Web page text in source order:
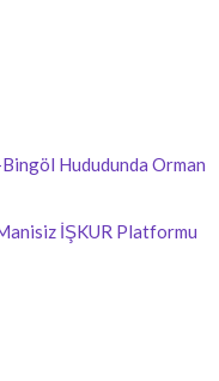
Hududunda Orman
İŞKUR Platformu